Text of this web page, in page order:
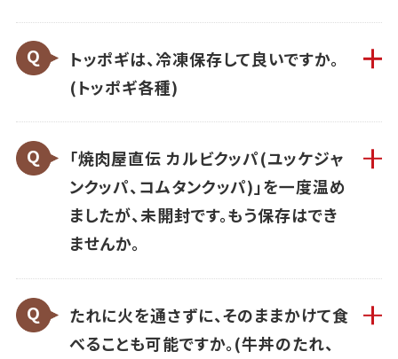
トッポギは、冷凍保存して良いですか。
(トッポギ各種)
「焼肉屋直伝 カルビクッパ(ユッケジャ
ンクッパ、コムタンクッパ)」を一度温め
ましたが、未開封です。もう保存はでき
ませんか。
たれに火を通さずに、そのままかけて食
べることも可能ですか。(牛丼のたれ、